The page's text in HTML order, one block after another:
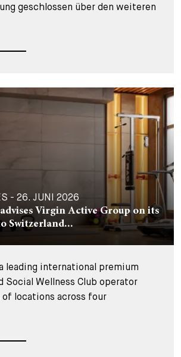
geschlossen über den weiteren
- 26. JUNI 2026
Virgin Active Group on its
Switzerland...
leading international premium
Social Wellness Club operator
locations across four